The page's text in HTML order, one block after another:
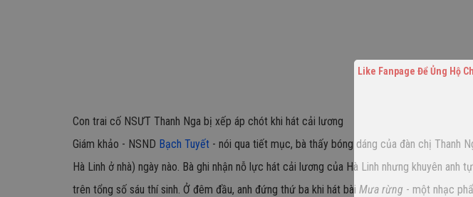
Con trai cố NSƯT Thanh Nga bị xếp áp chót khi hát cải lương
Giám khảo - NSND Bạch Tuyết - nói qua tiết mục, bà thấy bóng dáng của đàn chị Thanh
Hà Linh ở nhà) ngày nào. Bà ghi nhận nỗ lực hát cải lương của Hà Linh nhưng khuyên anh
trên tổng số sáu thí sinh. Ở đêm đầu, anh đứng thứ ba khi hát bài Mưa rừng - một nhạc
Like Fanpage Để Ủng Hộ